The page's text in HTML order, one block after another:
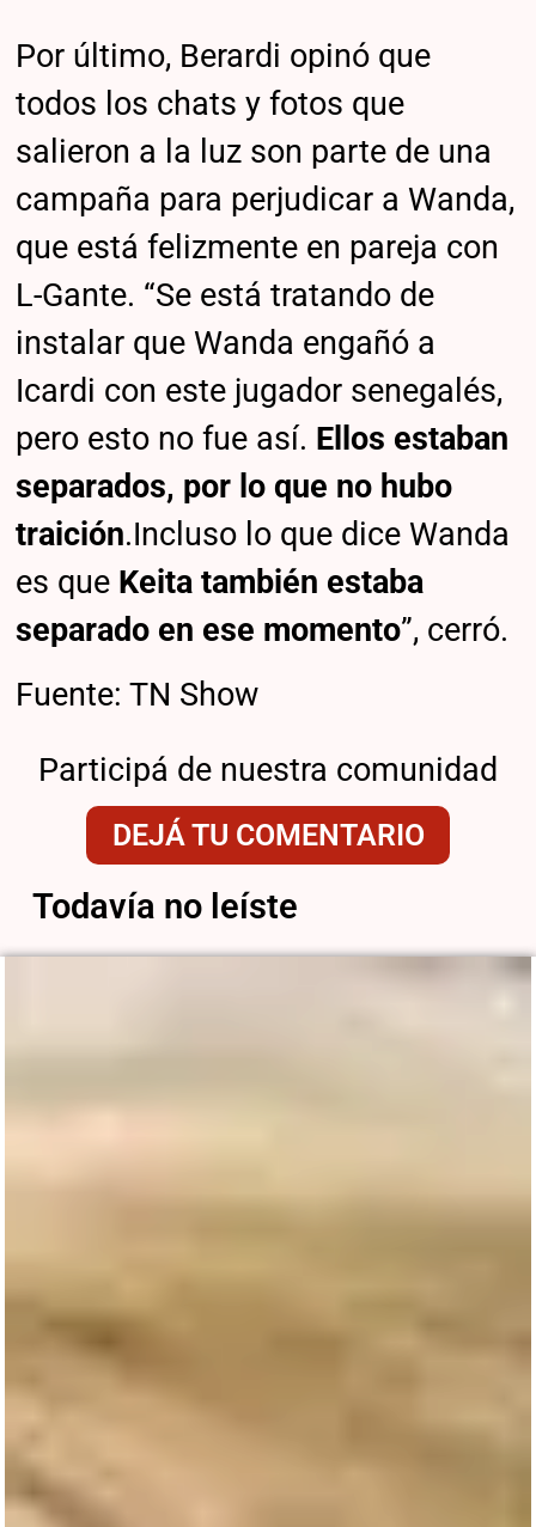
Por último, Berardi opinó que
todos los chats y fotos que
salieron a la luz son parte de una
campaña para perjudicar a Wanda,
que está felizmente en pareja con
L-Gante. “Se está tratando de
instalar que Wanda engañó a
Icardi con este jugador senegalés,
pero esto no fue así. Ellos estaban
separados, por lo que no hubo
traición.Incluso lo que dice Wanda
es que Keita también estaba
separado en ese momento”, cerró.
Fuente: TN Show
Participá de nuestra comunidad
DEJÁ TU COMENTARIO
Todavía no leíste